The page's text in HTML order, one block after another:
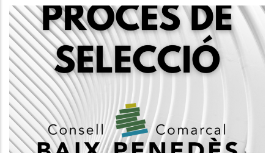
Convocatòria Per La Creació D'una
Borsa De Treball D'arquitectes
Del Consell Comarcal Del Baix
Penedès
Altres